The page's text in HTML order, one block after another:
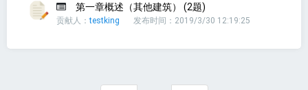
第一章概述（其他建筑） (2题)
贡献人：testking 发布时间：2019/3/30 12:19:25